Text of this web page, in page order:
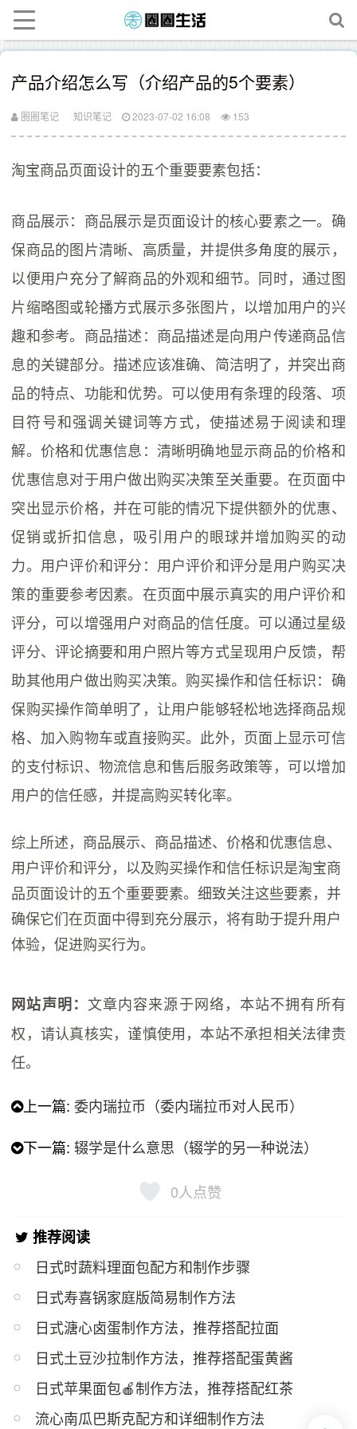
产品介绍怎么写（介绍产品的5个要素）
圈圈笔记 知识笔记 2023-07-02 16:08 153
淘宝商品页面设计的五个重要要素包括：
商品展示：商品展示是页面设计的核心要素之一。确
保商品的图片清晰、高质量，并提供多角度的展示，
以便用户充分了解商品的外观和细节。同时，通过图
片缩略图或轮播方式展示多张图片，以增加用户的兴
趣和参考。商品描述：商品描述是向用户传递商品信
息的关键部分。描述应该准确、简洁明了，并突出商
品的特点、功能和优势。可以使用有条理的段落、项
目符号和强调关键词等方式，使描述易于阅读和理
解。价格和优惠信息：清晰明确地显示商品的价格和
优惠信息对于用户做出购买决策至关重要。在页面中
突出显示价格，并在可能的情况下提供额外的优惠、
促销或折扣信息，吸引用户的眼球并增加购买的动
力。用户评价和评分：用户评价和评分是用户购买决
策的重要参考因素。在页面中展示真实的用户评价和
评分，可以增强用户对商品的信任度。可以通过星级
评分、评论摘要和用户照片等方式呈现用户反馈，帮
助其他用户做出购买决策。购买操作和信任标识：确
保购买操作简单明了，让用户能够轻松地选择商品规
格、加入购物车或直接购买。此外，页面上显示可信
的支付标识、物流信息和售后服务政策等，可以增加
用户的信任感，并提高购买转化率。
综上所述，商品展示、商品描述、价格和优惠信息、
用户评价和评分，以及购买操作和信任标识是淘宝商
品页面设计的五个重要要素。细致关注这些要素，并
确保它们在页面中得到充分展示，将有助于提升用户
体验，促进购买行为。
网站声明： 文章内容来源于网络，本站不拥有所有
权，请认真核实，谨慎使用，本站不承担相关法律责
任。
上一篇:委内瑞拉币（委内瑞拉币对人民币）
下一篇:辍学是什么意思（辍学的另一种说法）
0人点赞
推荐阅读
日式时蔬料理面包配方和制作步骤
日式寿喜锅家庭版简易制作方法
日式溏心卤蛋制作方法，推荐搭配拉面
日式土豆沙拉制作方法，推荐搭配蛋黄酱
日式苹果面包🍎制作方法，推荐搭配红茶
流心南瓜巴斯克配方和详细制作方法